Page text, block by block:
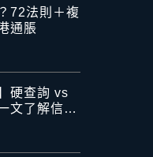
72法則＋複
通脹
硬查詢 vs
文了解信貸